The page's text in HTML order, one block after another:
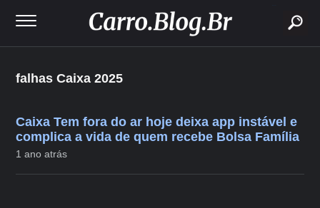
falhas Caixa 2025
Caixa Tem fora do ar hoje deixa app instável e
complica a vida de quem recebe Bolsa Família
1 ano atrás